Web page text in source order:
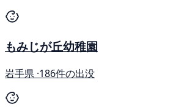
もみじが丘幼稚園
岩手県 ·186件の出没